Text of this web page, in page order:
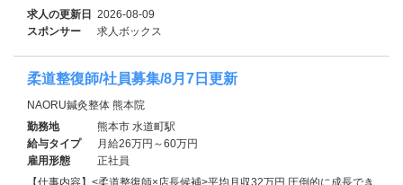
求人の更新日 2026-08-09
スポンサー
求人ボックス
柔道整復師/社員募集/8月7日更新
NAORU鍼灸整体 熊本院
勤務地
熊本市 水道町駅
給与タイプ
月給26万円～60万円
雇用形態
正社員
【仕事内容】<柔道整復師×店長候補>平均月収32万円 圧倒的に成長でき